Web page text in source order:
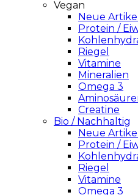
Vegan
Neue Artikel
Protein /
Riegel
Vitamine
Mineralien
Omega 3
Creatine
Bio / Nachhaltig
Neue Artikel
Protein /
Riegel
Vitamine
Omega 3